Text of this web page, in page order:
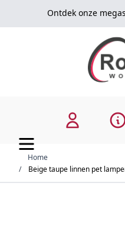
Ga naar de inhoud
Ontdek onze
Home
/
Beige taupe linnen pet